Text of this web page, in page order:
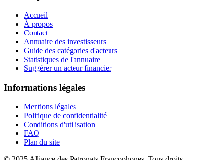
Accueil
À propos
Contact
Annuaire des investisseurs
Guide des catégories d'acteurs
Statistiques de l'annuaire
Suggérer un acteur financier
Informations légales
Mentions légales
Politique de confidentialité
Conditions d'utilisation
FAQ
Plan du site